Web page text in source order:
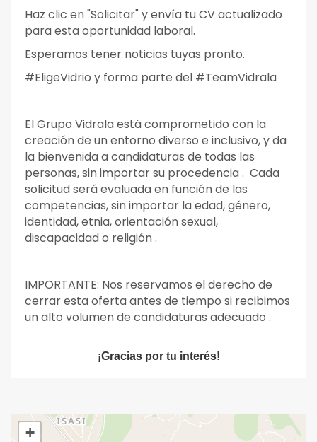
Haz clic en "Solicitar" y envía tu CV actualizado
para esta oportunidad laboral.
Esperamos tener noticias tuyas pronto.
#EligeVidrio y forma parte del #TeamVidrala
El Grupo Vidrala está comprometido con la
creación de un entorno diverso e inclusivo, y da
la bienvenida a candidaturas de todas las
personas, sin importar su procedencia . Cada
solicitud será evaluada en función de las
competencias, sin importar la edad, género,
identidad, etnia, orientación sexual,
discapacidad o religión .
IMPORTANTE: Nos reservamos el derecho de
cerrar esta oferta antes de tiempo si recibimos
un alto volumen de candidaturas adecuado .
¡Gracias por tu interés!
+